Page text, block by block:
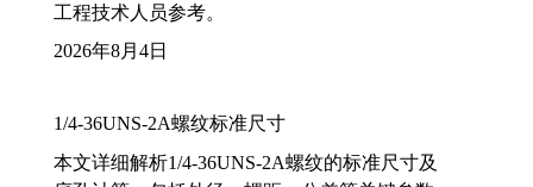
工程技术人员参考。
2026年8月4日
1/4-36UNS-2A螺纹标准尺寸
本文详细解析1/4-36UNS-2A螺纹的标准尺寸及